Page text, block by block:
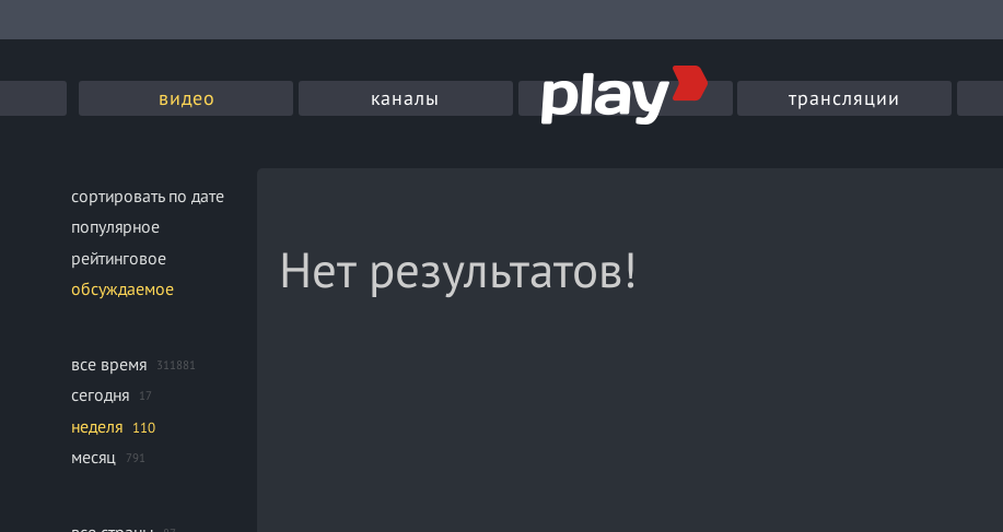
видео каналы трансляции
сортировать по дате
популярное
рейтинговое
обсуждаемое
все время 311881
сегодня 17
неделя 110
месяц 791
Нет результатов!